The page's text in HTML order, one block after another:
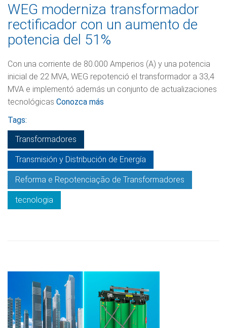
WEG moderniza transformador
rectificador con un aumento de
potencia del 51%
Con una corriente de 80.000 Amperios (A) y una potencia
inicial de 22 MVA, WEG repotenció el transformador a 33,4
MVA e implementó además un conjunto de actualizaciones
tecnológicas Conozca más
Tags:
Transformadores
Transmisión y Distribución de Energía
Reforma e Repotenciação de Transformadores
tecnologia